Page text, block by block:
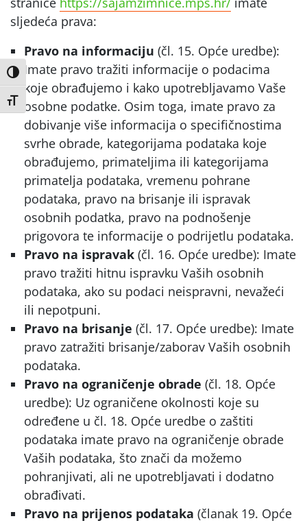
Uključi / isključi visoki kontrast
Uključi / isključi veličinu fonta
sljedeća prava:
Pravo na informaciju (čl. 15. Opće uredbe):
Imate pravo tražiti informacije o podacima
koje obrađujemo i kako upotrebljavamo Vaše
osobne podatke. Osim toga, imate pravo za
dobivanje više informacija o specifičnostima
svrhe obrade, kategorijama podataka koje
obrađujemo, primateljima ili kategorijama
primatelja podataka, vremenu pohrane
podataka, pravo na brisanje ili ispravak
osobnih podatka, pravo na podnošenje
prigovora te informacije o podrijetlu podataka.
Pravo na ispravak (čl. 16. Opće uredbe): Imate
pravo tražiti hitnu ispravku Vaših osobnih
podataka, ako su podaci neispravni, nevažeći
ili nepotpuni.
Pravo na brisanje (čl. 17. Opće uredbe): Imate
pravo zatražiti brisanje/zaborav Vaših osobnih
podataka.
Pravo na ograničenje obrade (čl. 18. Opće
uredbe): Uz ograničene okolnosti koje su
određene u čl. 18. Opće uredbe o zaštiti
podataka imate pravo na ograničenje obrade
Vaših podataka, što znači da možemo
pohranjivati, ali ne upotrebljavati i dodatno
obrađivati.
Pravo na prijenos podataka (članak 19. Opće